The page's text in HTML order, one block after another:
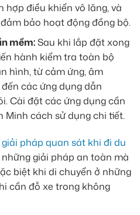
hợp điều khiển vô lăng, và
bảo hoạt động đồng bộ.
mềm:Sau khi lắp đặt xong
hành kiểm tra toàn bộ
hình, từ cảm ứng, âm
các ứng dụng dẫn
Cài đặt các ứng dụng cần
Minh cách sử dụng chi tiết.
pháp quan sát khi đi du
giải pháp an toàn mà
biệt khi di chuyển ở những
cần đỗ xe trong không